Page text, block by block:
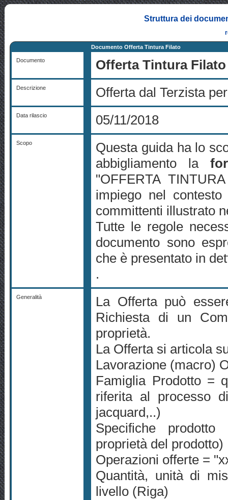
Struttura dei
Documento Offerta Tintura Filato
Documento Offerta Tintura Filato
Descrizione Offerta dal Terzista
Data rilascio 05/11/2018
Scopo
Questa guida ha lo
abbigliamento la
"OFFERTA
impiego nel
committenti illustrato
Tutte le regole
documento sono
che è presentato in
.
Generalità
La Offerta può
Richiesta di un
proprietà.
La Offerta si articola
Lavorazione (macro)
Famiglia Prodotto =
riferita al processo
jacquard,..)
Specifiche
proprietà del prodotto)
Operazioni offerte =
Quantità, unità di
livello (Riga)